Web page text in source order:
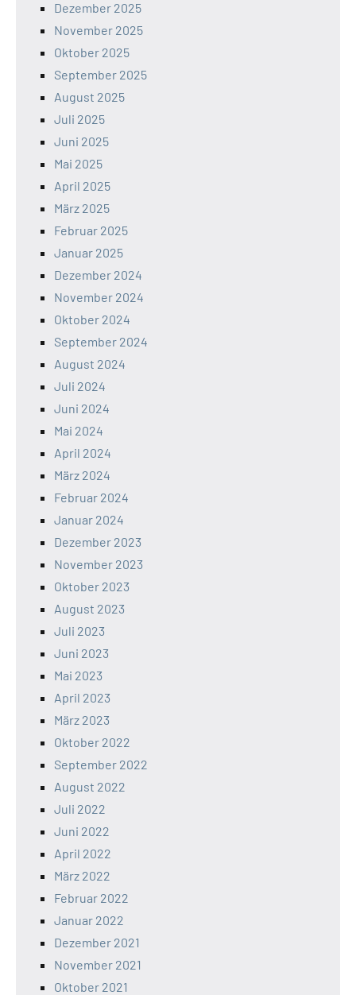
Dezember 2025
November 2025
Oktober 2025
September 2025
August 2025
Juli 2025
Juni 2025
Mai 2025
April 2025
März 2025
Februar 2025
Januar 2025
Dezember 2024
November 2024
Oktober 2024
September 2024
August 2024
Juli 2024
Juni 2024
Mai 2024
April 2024
März 2024
Februar 2024
Januar 2024
Dezember 2023
November 2023
Oktober 2023
August 2023
Juli 2023
Juni 2023
Mai 2023
April 2023
März 2023
Oktober 2022
September 2022
August 2022
Juli 2022
Juni 2022
April 2022
März 2022
Februar 2022
Januar 2022
Dezember 2021
November 2021
Oktober 2021